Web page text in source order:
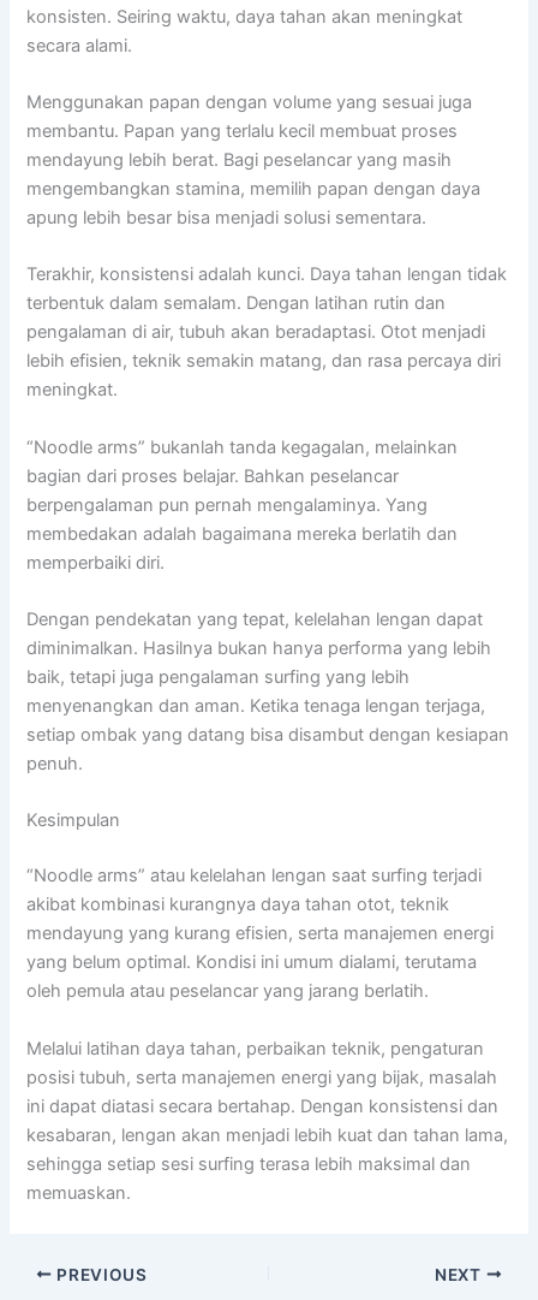
konsisten. Seiring waktu, daya tahan akan meningkat
secara alami.
Menggunakan papan dengan volume yang sesuai juga
membantu. Papan yang terlalu kecil membuat proses
mendayung lebih berat. Bagi peselancar yang masih
mengembangkan stamina, memilih papan dengan daya
apung lebih besar bisa menjadi solusi sementara.
Terakhir, konsistensi adalah kunci. Daya tahan lengan tidak
terbentuk dalam semalam. Dengan latihan rutin dan
pengalaman di air, tubuh akan beradaptasi. Otot menjadi
lebih efisien, teknik semakin matang, dan rasa percaya diri
meningkat.
“Noodle arms” bukanlah tanda kegagalan, melainkan
bagian dari proses belajar. Bahkan peselancar
berpengalaman pun pernah mengalaminya. Yang
membedakan adalah bagaimana mereka berlatih dan
memperbaiki diri.
Dengan pendekatan yang tepat, kelelahan lengan dapat
diminimalkan. Hasilnya bukan hanya performa yang lebih
baik, tetapi juga pengalaman surfing yang lebih
menyenangkan dan aman. Ketika tenaga lengan terjaga,
setiap ombak yang datang bisa disambut dengan kesiapan
penuh.
Kesimpulan
“Noodle arms” atau kelelahan lengan saat surfing terjadi
akibat kombinasi kurangnya daya tahan otot, teknik
mendayung yang kurang efisien, serta manajemen energi
yang belum optimal. Kondisi ini umum dialami, terutama
oleh pemula atau peselancar yang jarang berlatih.
Melalui latihan daya tahan, perbaikan teknik, pengaturan
posisi tubuh, serta manajemen energi yang bijak, masalah
ini dapat diatasi secara bertahap. Dengan konsistensi dan
kesabaran, lengan akan menjadi lebih kuat dan tahan lama,
sehingga setiap sesi surfing terasa lebih maksimal dan
memuaskan.
PREVIOUS NEXT